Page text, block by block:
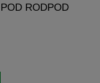
RODPOD